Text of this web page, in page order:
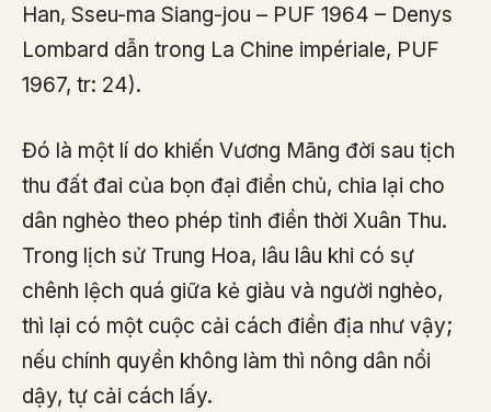
Han, Sseu-ma Siang-jou – PUF 1964 – Denys
Lombard dẫn trong La Chine impériale, PUF
1967, tr: 24).
Đó là một lí do khiến Vương Mãng đời sau tịch
thu đất đai của bọn đại điền chủ, chia lại cho
dân nghèo theo phép tỉnh điền thời Xuân Thu.
Trong lịch sử Trung Hoa, lâu lâu khi có sự
chênh lệch quá giữa kẻ giàu và người nghèo,
thì lại có một cuộc cải cách điền địa như vậy;
nếu chính quyền không làm thì nông dân nổi
dậy, tự cải cách lấy.